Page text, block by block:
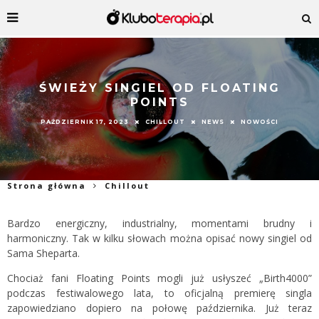
ŚWIEŻY SINGIEL OD FLOATING
POINTS
PAŹDZIERNIK 17, 2023 CHILLOUT NEWS NOWOŚCI
Strona główna Chillout
Bardzo energiczny, industrialny, momentami brudny i
harmoniczny. Tak w kilku słowach można opisać nowy singiel od
Sama Sheparta.
Chociaż fani Floating Points mogli już usłyszeć „Birth4000”
podczas festiwalowego lata, to oficjalną premierę singla
zapowiedziano dopiero na połowę października. Już teraz